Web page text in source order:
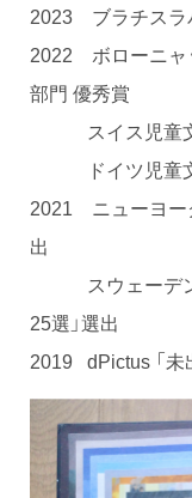
2023 ブラチスラ
2022 ボローニャ
部門 優秀賞
スイス児童文
ドイツ児童文
2021 ニューヨー
出
スウェーデン・
25選」選出
2019 dPictus 「未